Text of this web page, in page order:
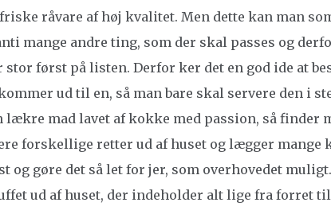
råvare af høj kvalitet. Men dette kan man
mange andre ting, som der skal passes og
først på listen. Derfor ker det en god ide at
ud til en, så man bare skal servere den i
lækre mad lavet af kokke med passion, så finder
forskellige retter ud af huset og lægger
og gøre det så let for jer, som overhovedet
ud af huset, der indeholder alt lige fra forret